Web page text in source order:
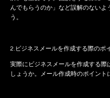
んでもらうのか」など誤解のないよ
う。
2.ビジネスメールを作成する際のポ
実際にビジネスメールを作成する
しょうか。メール作成時のポイント